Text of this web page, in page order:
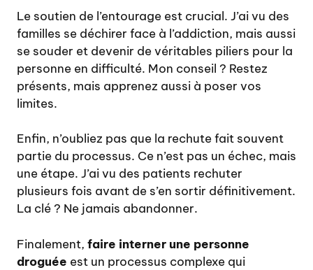
Le soutien de l’entourage est crucial. J’ai vu des
familles se déchirer face à l’addiction, mais aussi
se souder et devenir de véritables piliers pour la
personne en difficulté. Mon conseil ? Restez
présents, mais apprenez aussi à poser vos
limites.
Enfin, n’oubliez pas que la rechute fait souvent
partie du processus. Ce n’est pas un échec, mais
une étape. J’ai vu des patients rechuter
plusieurs fois avant de s’en sortir définitivement.
La clé ? Ne jamais abandonner.
Finalement, faire interner une personne
droguée est un processus complexe qui